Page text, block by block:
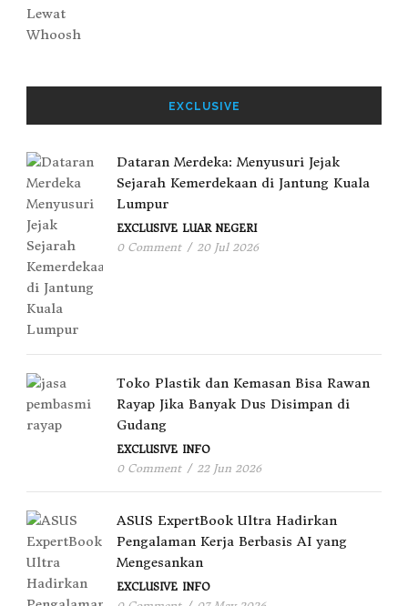
EXCLUSIVE
Dataran Merdeka: Menyusuri Jejak
Sejarah Kemerdekaan di Jantung Kuala
Lumpur
EXCLUSIVE LUAR NEGERI
0 Comment / 20 Jul 2026
Toko Plastik dan Kemasan Bisa Rawan
Rayap Jika Banyak Dus Disimpan di
Gudang
EXCLUSIVE INFO
0 Comment / 22 Jun 2026
ASUS ExpertBook Ultra Hadirkan
Pengalaman Kerja Berbasis AI yang
Mengesankan
EXCLUSIVE INFO